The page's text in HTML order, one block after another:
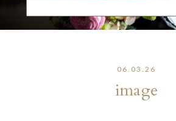
for:
06.03.26
image